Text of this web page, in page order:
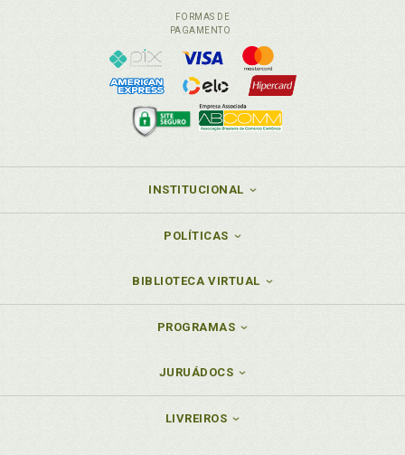
FORMAS DE
PAGAMENTO
INSTITUCIONAL
POLÍTICAS
BIBLIOTECA VIRTUAL
PROGRAMAS
JURUÁDOCS
LIVREIROS